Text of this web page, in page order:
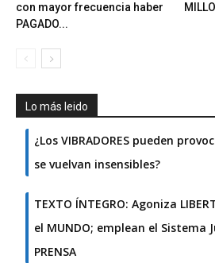
con mayor frecuencia haber
PAGADO...
Lo más leido
¿Los VIBRADORES pueden
se vuelvan insensibles?
TEXTO ÍNTEGRO: Agoniza
el MUNDO; emplean el Sistema
PRENSA